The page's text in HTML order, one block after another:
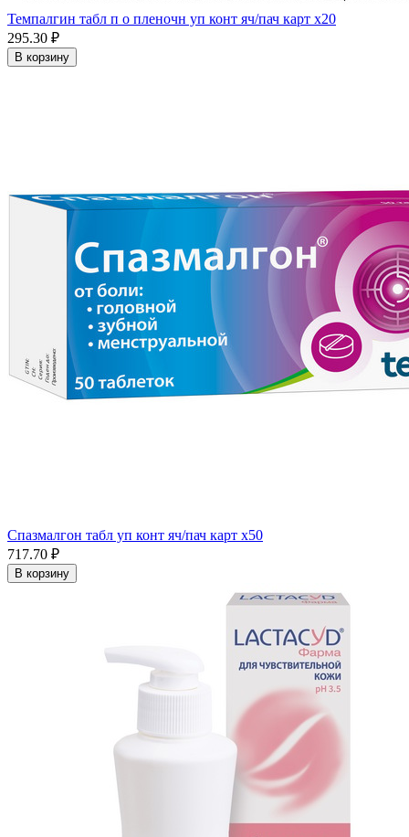
Темпалгин табл п о пленочн уп конт яч/пач карт x20
295.30 ₽
В корзину
Спазмалгон табл уп конт яч/пач карт x50
717.70 ₽
В корзину